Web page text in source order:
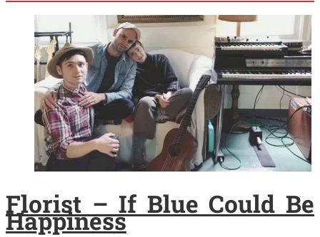
Florist – If Blue Could Be
Happiness